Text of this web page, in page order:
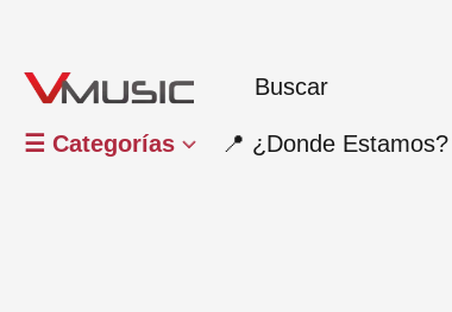
☰ Categorías 📍 ¿Donde Estamos?